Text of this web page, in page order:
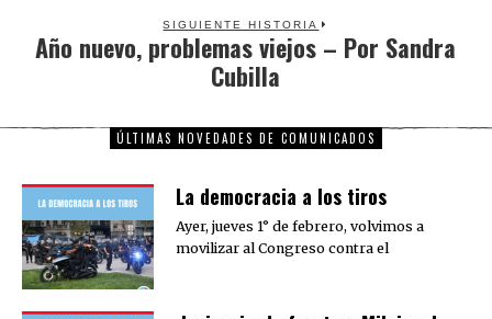
SIGUIENTE HISTORIA
Next
post:
Año nuevo, problemas viejos – Por Sandra
Cubilla
ÚLTIMAS NOVEDADES DE COMUNICADOS
La democracia a los tiros
Ayer, jueves 1° de febrero, volvimos a
movilizar al Congreso contra el